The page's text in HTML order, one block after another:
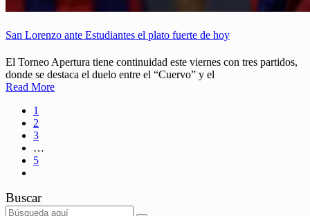
San Lorenzo ante Estudiantes el plato fuerte de hoy
El Torneo Apertura tiene continuidad este viernes con tres partidos,
donde se destaca el duelo entre el “Cuervo” y el
Read More
1
2
3
…
5
Buscar